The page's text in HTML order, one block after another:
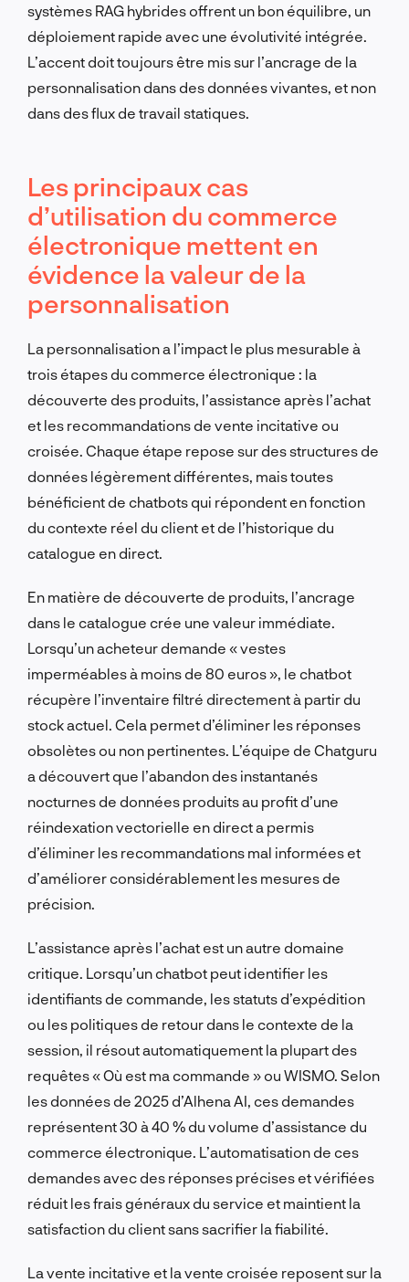
systèmes RAG hybrides offrent un bon équilibre, un
déploiement rapide avec une évolutivité intégrée.
L’accent doit toujours être mis sur l’ancrage de la
personnalisation dans des données vivantes, et non
dans des flux de travail statiques.
Les principaux cas
d’utilisation du commerce
électronique mettent en
évidence la valeur de la
personnalisation
La personnalisation a l’impact le plus mesurable à
trois étapes du commerce électronique : la
découverte des produits, l’assistance après l’achat
et les recommandations de vente incitative ou
croisée. Chaque étape repose sur des structures de
données légèrement différentes, mais toutes
bénéficient de chatbots qui répondent en fonction
du contexte réel du client et de l’historique du
catalogue en direct.
En matière de découverte de produits, l’ancrage
dans le catalogue crée une valeur immédiate.
Lorsqu’un acheteur demande « vestes
imperméables à moins de 80 euros », le chatbot
récupère l’inventaire filtré directement à partir du
stock actuel. Cela permet d’éliminer les réponses
obsolètes ou non pertinentes. L’équipe de Chatguru
a découvert que l’abandon des instantanés
nocturnes de données produits au profit d’une
réindexation vectorielle en direct a permis
d’éliminer les recommandations mal informées et
d’améliorer considérablement les mesures de
précision.
L’assistance après l’achat est un autre domaine
critique. Lorsqu’un chatbot peut identifier les
identifiants de commande, les statuts d’expédition
ou les politiques de retour dans le contexte de la
session, il résout automatiquement la plupart des
requêtes « Où est ma commande » ou WISMO. Selon
les données de 2025 d’Alhena AI, ces demandes
représentent 30 à 40 % du volume d’assistance du
commerce électronique. L’automatisation de ces
demandes avec des réponses précises et vérifiées
réduit les frais généraux du service et maintient la
satisfaction du client sans sacrifier la fiabilité.
La vente incitative et la vente croisée reposent sur la